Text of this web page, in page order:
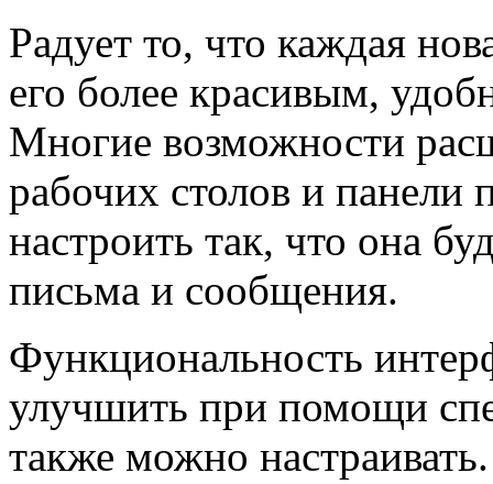
Радует то, что каждая
его более красивым,
Многие возможности
рабочих столов и
настроить так, что она
письма и сообщения.
Функциональность
улучшить при помощи
также можно